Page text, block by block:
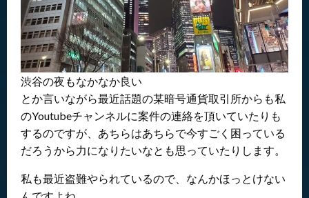
渋谷の夜もなかなか良い
とか言いながら最近話題の某暗号通貨取引所からも私
のYoutubeチャンネルに案件の連絡を頂いていたりも
するのですが、あちらはあちらで今すごく困っている
だろうから力になりたいなとも思っていたりします。
私も最近盗難やられているので、なんかほっとけない